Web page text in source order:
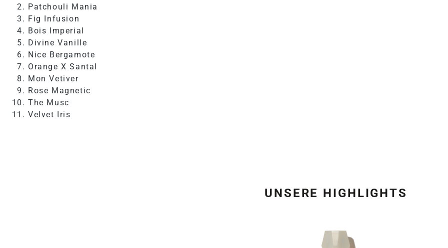
Patchouli Mania
Fig Infusion
Bois Imperial
Divine Vanille
Nice Bergamote
Orange X Santal
Mon Vetiver
Rose Magnetic
The Musc
Velvet Iris
UNSERE HIGHLIGHTS